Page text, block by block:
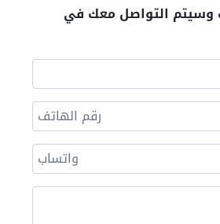
التواصل معك في